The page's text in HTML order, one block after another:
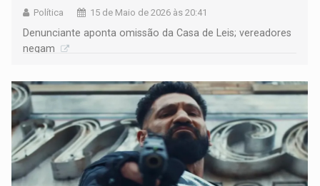
Política 15 de Maio de 2026 às 20:41
Denunciante aponta omissão da Casa de Leis; vereadores
negam